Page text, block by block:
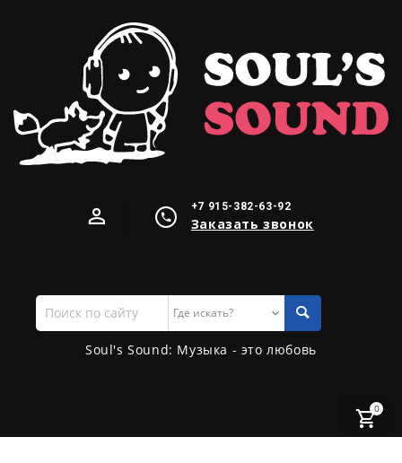
+7 915-382-63-92
Заказать звонок
Поиск
по
сайту
Soul's Sound: Музыка - это любовь
0